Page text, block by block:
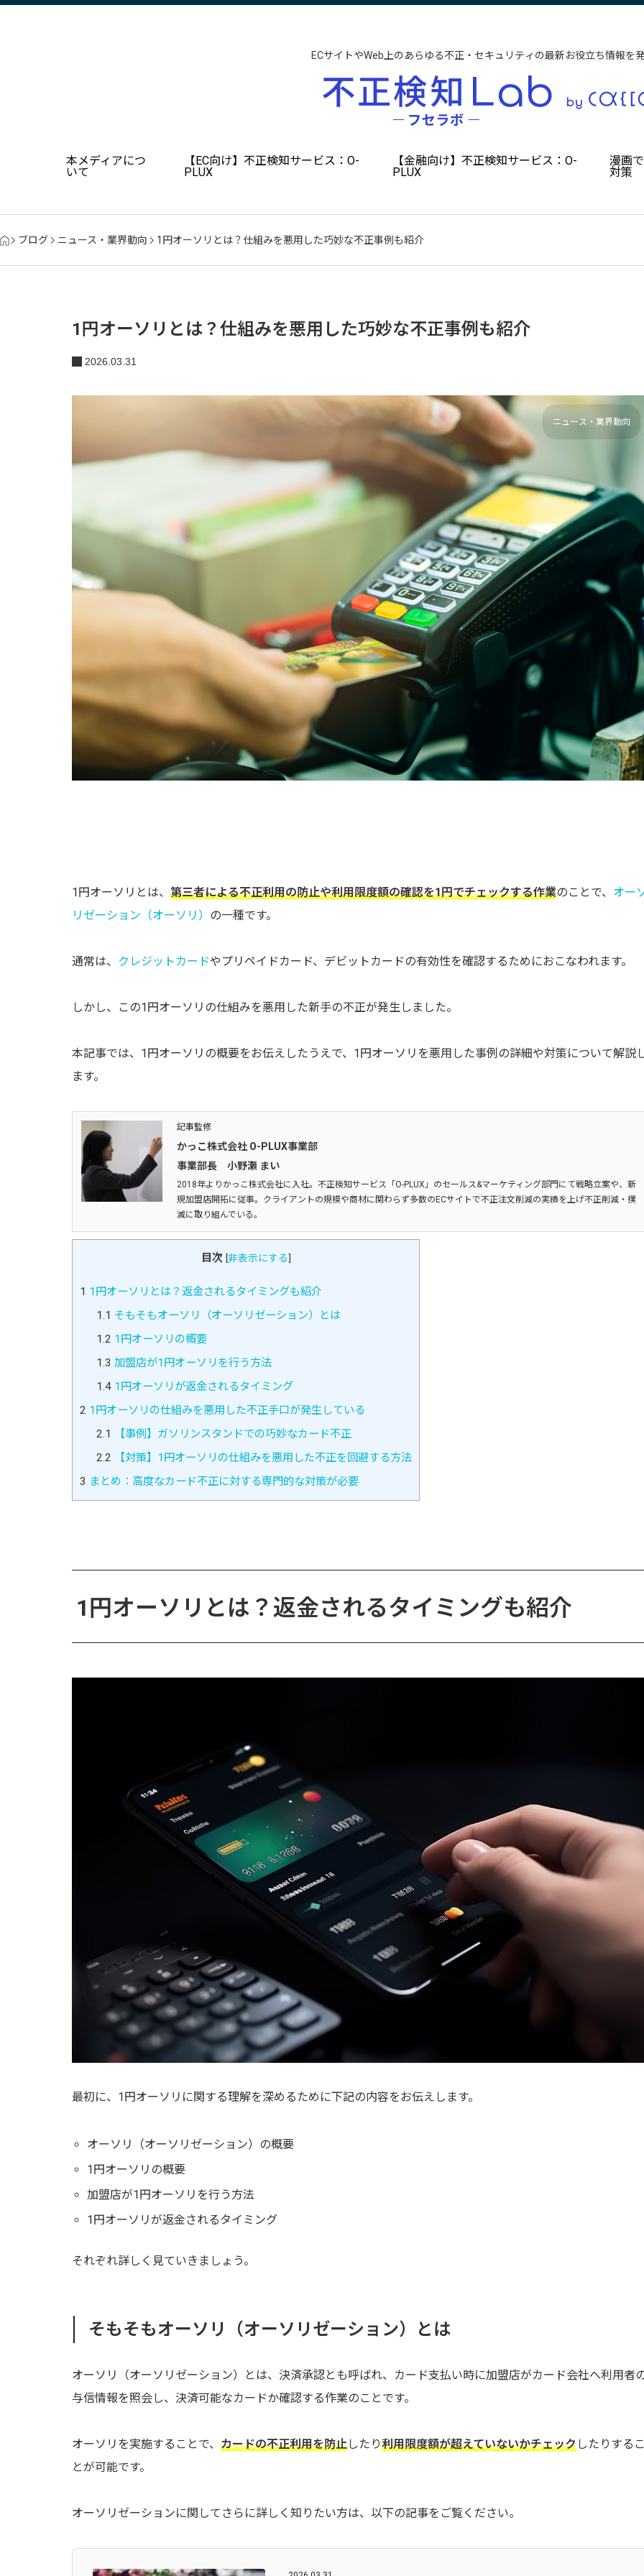
ECサイトやWeb上のあらゆる不正・セキュリティの最新お役立ち情報を
本メディアにつ
いて
【EC向け】不正検知サービス：O-
PLUX
【金融向け】不正検知サービス：O-
PLUX
漫画
対策
ブログ ニュース・業界動向 1円オーソリとは？仕組みを悪用した巧妙な不正事例も紹介
1円オーソリとは？仕組みを悪用した巧妙な不正事例も紹介
2026.03.31
ニュース・業界動向
1円オーソリとは、 第三者による不正利用の防止や利用限度額の確認を1円でチェックする作業のことで、 オー
リゼーション（オーソリ） の一種です。
通常は、 クレジットカードやプリペイドカード、デビットカードの有効性を確認するためにおこなわれます。
しかし、この1円オーソリの仕組みを悪用した新手の不正が発生しました。
本記事では、1円オーソリの概要をお伝えしたうえで、1円オーソリを悪用した事例の詳細や対策について解説
ます。
記事監修
かっこ株式会社 O-PLUX事業部
事業部長 小野瀬 まい
2018年よりかっこ株式会社に入社。不正検知サービス「O-PLUX」のセールス&マーケティング部門にて戦略立案や、新
規加盟店開拓に従事。クライアントの規模や商材に関わらず多数のECサイトで不正注文削減の実績を上げ不正削減・撲
滅に取り組んでいる。
目次 [非表示にする]
1 1円オーソリとは？返金されるタイミングも紹介
1.1 そもそもオーソリ（オーソリゼーション）とは
1.2 1円オーソリの概要
1.3 加盟店が1円オーソリを行う方法
1.41円オーソリが返金されるタイミング
2 1円オーソリの仕組みを悪用した不正手口が発生している
2.1
【事例】ガソリンスタンドでの巧妙なカード不正
2.2 【対策】1円オーソリの仕組みを悪用した不正を回避する方法
3 まとめ：高度なカード不正に対する専門的な対策が必要
1円オーソリとは？返金されるタイミングも紹介
最初に、1円オーソリに関する理解を深めるために下記の内容をお伝えします。
オーソリ（オーソリゼーション）の概要
1円オーソリの概要
加盟店が1円オーソリを行う方法
1円オーソリが返金されるタイミング
それぞれ詳しく見ていきましょう。
そもそもオーソリ（オーソリゼーション）とは
オーソリ（オーソリゼーション）とは、決済承認とも呼ばれ、カード支払い時に加盟店がカード会社へ利用者
与信情報を照会し、決済可能なカードか確認する作業のことです。
オーソリを実施することで、 カードの不正利用を防止したり利用限度額が超えていないかチェックしたりする
とが可能です。
オーソリゼーションに関してさらに詳しく知りたい方は、以下の記事をご覧ください。